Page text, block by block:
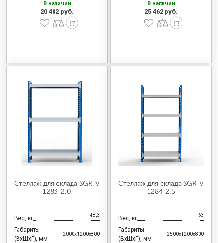
В наличии
20 402 руб.
В наличии
25 462 руб.
Стеллаж для склада SGR-V
1283-2,0
Вес, кг 48,3
Габариты
(ВхШхГ), мм
2000x1200x800
Стеллаж для склада SGR-V
1284-2,5
Вес, кг 63
Габариты
(ВхШхГ), мм
2500x1200x800